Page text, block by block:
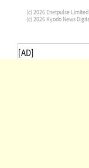
(c) 2026 Enetpulse Limited
(c) 2026 Kyodo News
[AD]